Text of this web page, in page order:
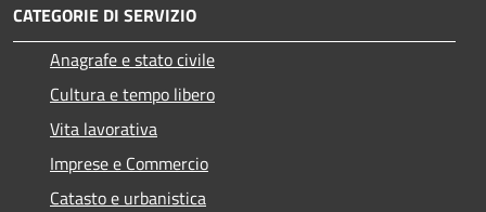
CATEGORIE DI SERVIZIO
Anagrafe e stato civile
Cultura e tempo libero
Vita lavorativa
Imprese e Commercio
Catasto e urbanistica